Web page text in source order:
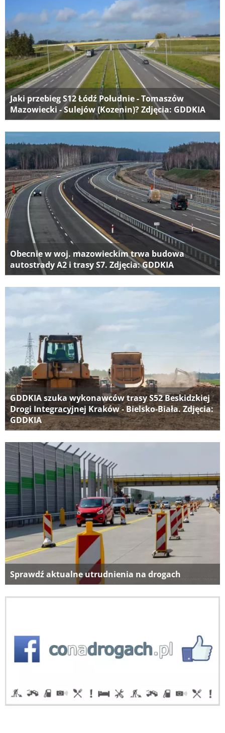
Jaki przebieg S12 Łódź Południe - Tomaszów
Mazowiecki - Sulejów (Kozenin)? Zdjęcia: GDDKIA
Obecnie w woj. mazowieckim trwa budowa
autostrady A2 i trasy S7. Zdjęcia: GDDKIA
GDDKIA szuka wykonawców trasy S52 Beskidzkiej
Drogi Integracyjnej Kraków - Bielsko-Biała. Zdjęcia:
GDDKIA
Sprawdź aktualne utrudnienia na drogach